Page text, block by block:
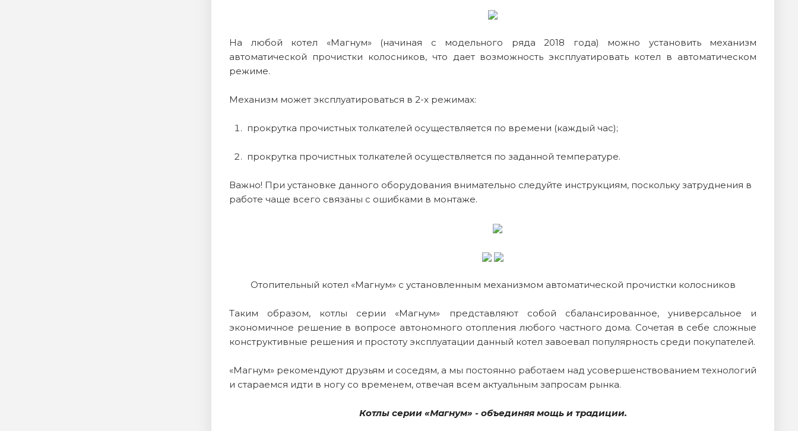
На любой котел «Магнум» (начиная с модельного ряда 2018 года) можно установить механизм
автоматической прочистки колосников, что дает возможность эксплуатировать котел в автоматическом
режиме.
Механизм может эксплуатироваться в 2-х режимах:
прокрутка прочистных толкателей осуществляется по времени (каждый час);
прокрутка прочистных толкателей осуществляется по заданной температуре.
Важно! При установке данного оборудования внимательно следуйте инструкциям, поскольку затруднения в
работе чаще всего связаны с ошибками в монтаже.
Отопительный котел «Магнум» с установленным механизмом автоматической прочистки колосников
Таким образом, котлы серии «Магнум» представляют собой сбалансированное, универсальное и
экономичное решение в вопросе автономного отопления любого частного дома. Сочетая в себе сложные
конструктивные решения и простоту эксплуатации данный котел завоевал популярность среди покупателей.
«Магнум» рекомендуют друзьям и соседям, а мы постоянно работаем над усовершенствованием технологий
и стараемся идти в ногу со временем, отвечая всем актуальным запросам рынка.
Котлы серии «Магнум» - объединяя мощь и традиции.